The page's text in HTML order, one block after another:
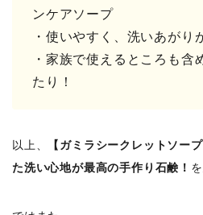
ンケアソープ
・使いやすく、洗いあがり
・家族で使えるところも含
たり！
以上、
【ガミラシークレットソ
た洗い心地が最高の手作り石鹸！